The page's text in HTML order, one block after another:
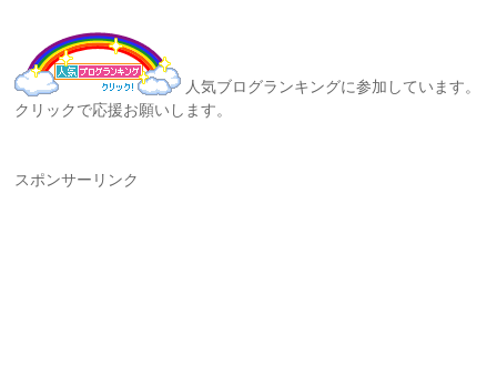
人気ブログランキングに参加しています。
クリックで応援お願いします。
スポンサーリンク